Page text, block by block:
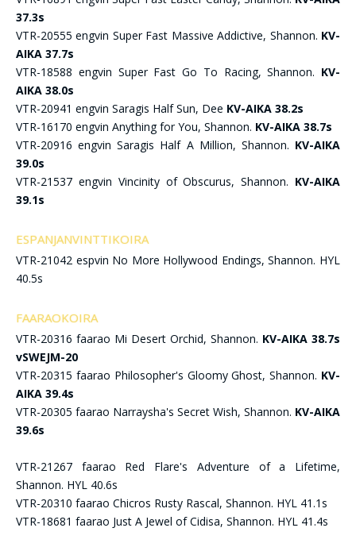
37.3s
VTR-20555 engvin Super Fast Massive Addictive, Shannon. KV-
AIKA 37.7s
VTR-18588 engvin Super Fast Go To Racing, Shannon. KV-
AIKA 38.0s
VTR-20941 engvin Saragis Half Sun, Dee KV-AIKA 38.2s
VTR-16170 engvin Anything for You, Shannon. KV-AIKA 38.7s
VTR-20916 engvin Saragis Half A Million, Shannon. KV-AIKA
39.0s
VTR-21537 engvin Vincinity of Obscurus, Shannon. KV-AIKA
39.1s
ESPANJANVINTTIKOIRA
VTR-21042 espvin No More Hollywood Endings, Shannon. HYL
40.5s
FAARAOKOIRA
VTR-20316 faarao Mi Desert Orchid, Shannon. KV-AIKA 38.7s
vSWEJM-20
VTR-20315 faarao Philosopher's Gloomy Ghost, Shannon. KV-
AIKA 39.4s
VTR-20305 faarao Narraysha's Secret Wish, Shannon. KV-AIKA
39.6s
VTR-21267 faarao Red Flare's Adventure of a Lifetime,
Shannon. HYL 40.6s
VTR-20310 faarao Chicros Rusty Rascal, Shannon. HYL 41.1s
VTR-18681 faarao Just A Jewel of Cidisa, Shannon. HYL 41.4s